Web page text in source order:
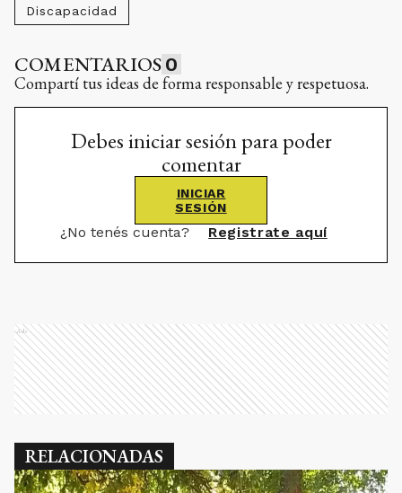
Discapacidad
COMENTARIOS 0
Compartí tus ideas de forma responsable y respetuosa.
Debes iniciar sesión para poder
comentar
INICIAR
SESIÓN
¿No tenés cuenta? Registrate aquí
Ads
RELACIONADAS